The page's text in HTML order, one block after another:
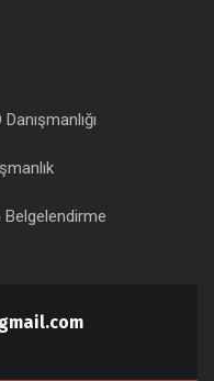
Danışmanlığı
Belgelendirme